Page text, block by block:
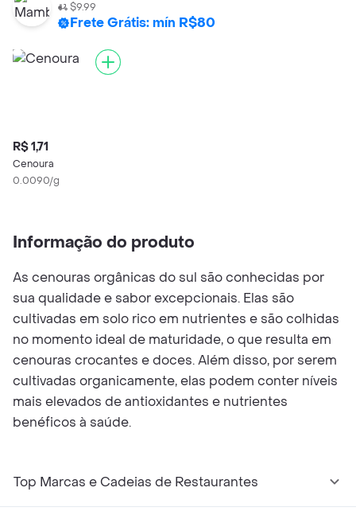
$9.99
Frete Grátis: mín R$80
R$ 1,71
Cenoura
0.0090/g
Informação do produto
As cenouras orgânicas do sul são conhecidas por
sua qualidade e sabor excepcionais. Elas são
cultivadas em solo rico em nutrientes e são colhidas
no momento ideal de maturidade, o que resulta em
cenouras crocantes e doces. Além disso, por serem
cultivadas organicamente, elas podem conter níveis
mais elevados de antioxidantes e nutrientes
benéficos à saúde.
Top Marcas e Cadeias de Restaurantes